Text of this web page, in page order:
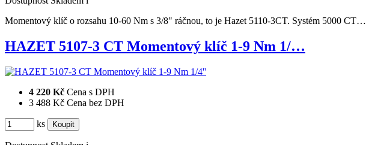
Momentový klíč o rozsahu 10-60 Nm s 3/8" ráčnou, to je Hazet 5110-3CT. Systém 5000 CT…
HAZET 5107-3 CT Momentový klíč 1-9 Nm 1/…
4 220 Kč Cena s DPH
3 488 Kč Cena bez DPH
ks